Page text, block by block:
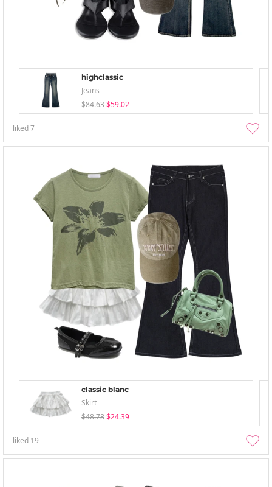
highclassic
Jeans
$84.63 $59.02
liked7
classic blanc
Skirt
$48.78 $24.39
liked 19